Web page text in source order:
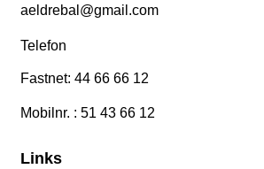
aeldrebal@gmail.com
Telefon
Fastnet: 44 66 66 12
Mobilnr. : 51 43 66 12
Links